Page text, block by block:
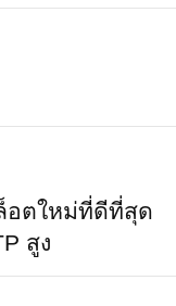
อตใหม่ที่ดีที่สุด
สูง